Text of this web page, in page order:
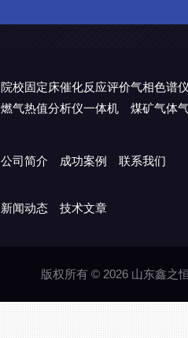
院校固定床催化反应评价气相色谱
燃气热值分析仪一体机
煤矿气体
公司简介 成功案例 联系我们
新闻动态 技术文章
版权所有 © 2026 山东鑫之